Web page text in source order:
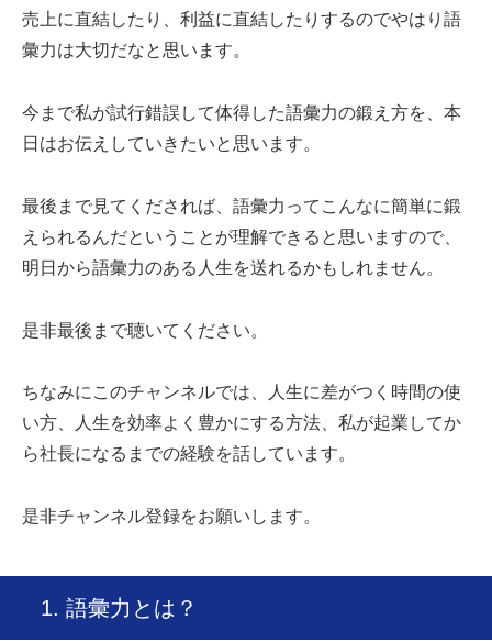
売上に直結したり、利益に直結したりするのでやはり語
彙力は大切だなと思います。
今まで私が試行錯誤して体得した語彙力の鍛え方を、本
日はお伝えしていきたいと思います。
最後まで見てくだされば、語彙力ってこんなに簡単に鍛
えられるんだということが理解できると思いますので、
明日から語彙力のある人生を送れるかもしれません。
是非最後まで聴いてください。
ちなみにこのチャンネルでは、人生に差がつく時間の使
い方、人生を効率よく豊かにする方法、私が起業してか
ら社長になるまでの経験を話しています。
是非チャンネル登録をお願いします。
1. 語彙力とは？